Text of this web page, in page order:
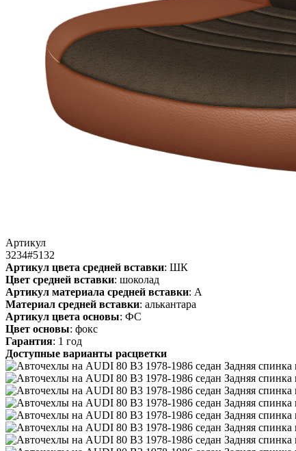
Артикул
3234#5132
Артикул цвета средней вставки: ШК
Цвет средней вставки: шоколад
Артикул материала средней вставки: А
Материал средней вставки: алькантара
Артикул цвета основы: ФС
Цвет основы: фокс
Гарантия: 1 год
Доступные варианты расцветки